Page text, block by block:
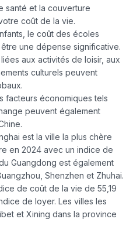
santé et la couverture
coût de la vie.
le coût des écoles
une dépense significative.
aux activités de loisir, aux
culturels peuvent
facteurs économiques tels
peuvent également
est la ville la plus chère
en 2024 avec un indice de
Guangdong est également
Shenzhen et Zhuhai.
de coût de la vie de 55,19
de loyer. Les villes les
et Xining dans la province